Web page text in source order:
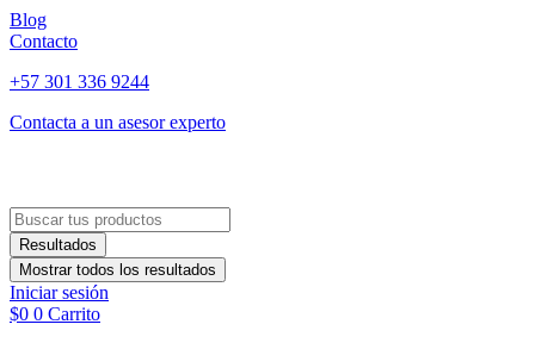
Ir
al
Blog
Contacto
+57 301 336 9244
Contacta a un asesor experto
Search
...Resultados
Mostrar todos los resultados
Iniciar sesión
$0 0 Carrito